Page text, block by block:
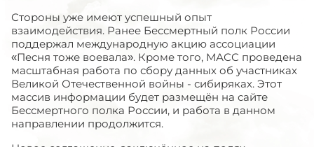
Стороны уже имеют успешный опыт
взаимодействия. Ранее Бессмертный полк России
поддержал международную акцию ассоциации
«Песня тоже воевала». Кроме того, МАСС проведена
масштабная работа по сбору данных об участниках
Великой Отечественной войны - сибиряках. Этот
массив информации будет размещён на сайте
Бессмертного полка России, и работа в данном
направлении продолжится.